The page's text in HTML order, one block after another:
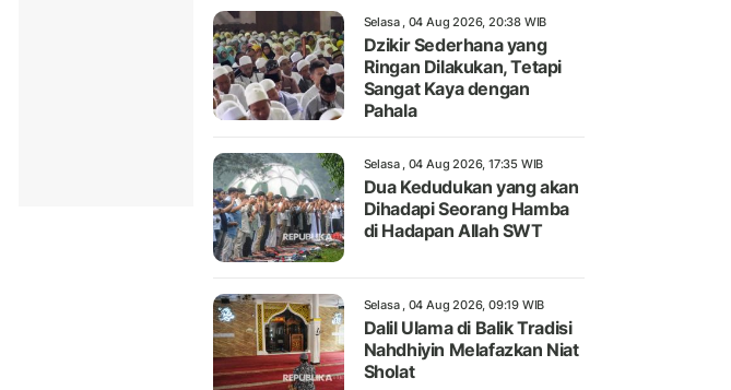
Selasa , 04 Aug 2026, 20:38 WIB
Dzikir Sederhana yang
Ringan Dilakukan, Tetapi
Sangat Kaya dengan
Pahala
Selasa , 04 Aug 2026, 17:35 WIB
Dua Kedudukan yang akan
Dihadapi Seorang Hamba
di Hadapan Allah SWT
Selasa , 04 Aug 2026, 09:19 WIB
Dalil Ulama di Balik Tradisi
Nahdhiyin Melafazkan Niat
Sholat